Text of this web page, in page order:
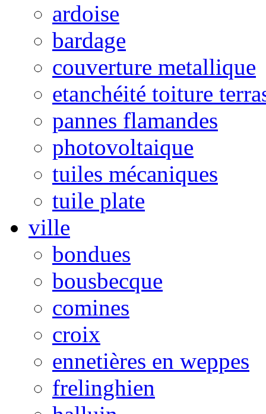
ardoise
bardage
couverture metallique
etanchéité toiture
pannes flamandes
photovoltaique
tuiles mécaniques
tuile plate
ville
bondues
bousbecque
comines
croix
ennetières en weppes
frelinghien